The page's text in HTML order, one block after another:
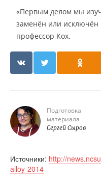
«Первым делом мы
заменён или исключён
профессор Кох.
Подготовка
материала
Сергей Сыров
Источники: http://
alloy-2014